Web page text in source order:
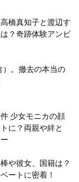
橋真知子と渡辺す
？奇跡体験アンビ
）。撤去の本当の
少女モニカの顔
に？両親や絆と
や彼女、国籍は？
ートに密着！